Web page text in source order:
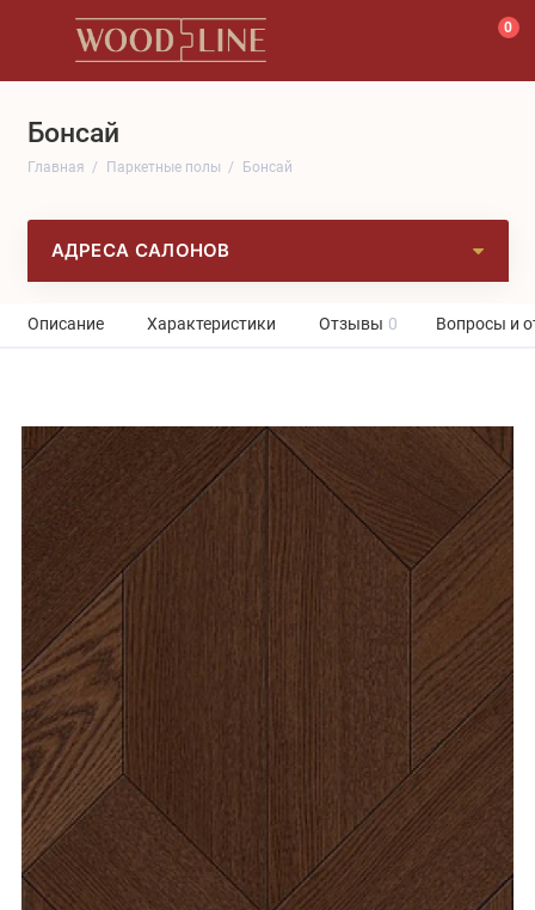
0
Бонсай
Главная Паркетные полы Бонсай
АДРЕСА САЛОНОВ
Описание Характеристики Отзывы 0 Вопросы и